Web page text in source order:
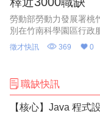
勞動部勞動力發展署桃
別在竹南科學園區行政
苑裡鎮新復里活動中心
徵才活動，共
徵才快訊 369 0
職缺快訊
【核心】Java 程式